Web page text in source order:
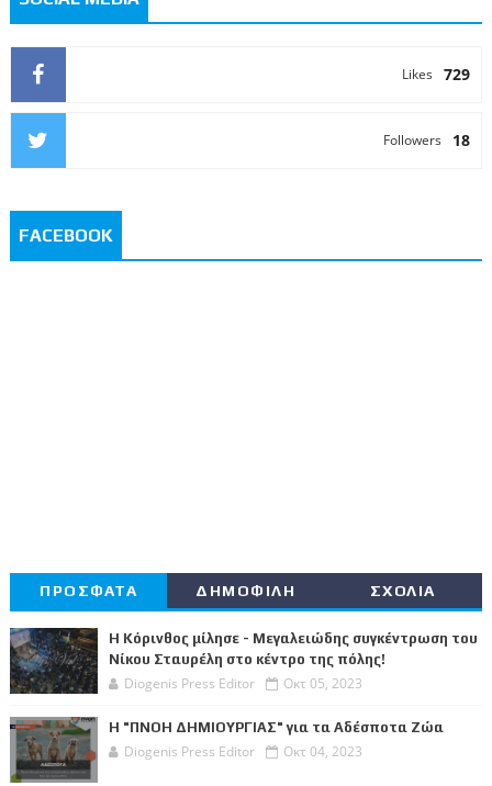
729
Likes
18
Followers
FACEBOOK
ΠΡΟΣΦΑΤΑ ΔΗΜΟΦΙΛΗ ΣΧΟΛΙΑ
Η Κόρινθος μίλησε - Μεγαλειώδης συγκέντρωση του
Νίκου Σταυρέλη στο κέντρο της πόλης!
Diogenis Press Editor Οκτ 05, 2023
Η "ΠΝΟΗ ΔΗΜΙΟΥΡΓΙΑΣ" για τα Αδέσποτα Ζώα
Diogenis Press Editor Οκτ 04, 2023